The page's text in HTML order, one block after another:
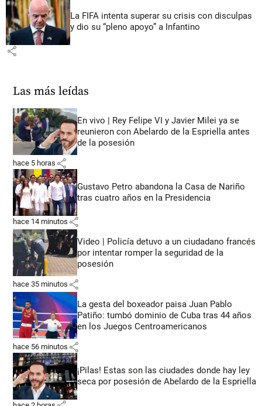
La FIFA intenta superar su crisis con disculpas
y dio su “pleno apoyo” a Infantino
share
Las más leídas
En vivo | Rey Felipe VI y Javier Milei ya se
reunieron con Abelardo de la Espriella antes
de la posesión
hace 5 horas share
Gustavo Petro abandona la Casa de Nariño
tras cuatro años en la Presidencia
hace 14 minutos share
Video | Policía detuvo a un ciudadano francés
por intentar romper la seguridad de la
posesión
hace 35 minutos share
La gesta del boxeador paisa Juan Pablo
Patiño: tumbó dominio de Cuba tras 44 años
en los Juegos Centroamericanos
hace 56 minutos share
¡Pilas! Estas son las ciudades donde hay ley
seca por posesión de Abelardo de la Espriella